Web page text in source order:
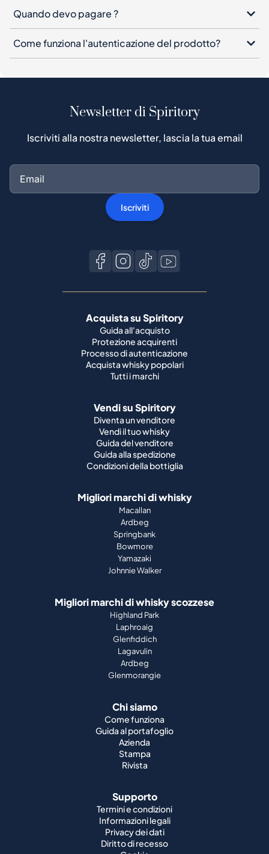
Quando devo pagare ?
Come funziona l'autenticazione del prodotto?
Newsletter di Spiritory
Iscriviti alla nostra newsletter, lascia la tua email
Iscriviti
Acquista su Spiritory
Guida all'acquisto
Protezione acquirenti
Processo di autenticazione
Acquista whisky popolari
Tutti i marchi
Vendi su Spiritory
Diventa un venditore
Vendi il tuo whisky
Guida del venditore
Guida alla spedizione
Condizioni della bottiglia
Migliori marchi di whisky
Macallan
Ardbeg
Springbank
Bowmore
Yamazaki
Johnnie Walker
Migliori marchi di whisky scozzese
Highland Park
Laphroaig
Glenfiddich
Lagavulin
Ardbeg
Glenmorangie
Chi siamo
Come funziona
Guida al portafoglio
Azienda
Stampa
Rivista
Supporto
Termini e condizioni
Informazioni legali
Privacy dei dati
Diritto di recesso